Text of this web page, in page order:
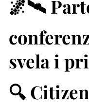
🌌🛰️
svela i
🔍